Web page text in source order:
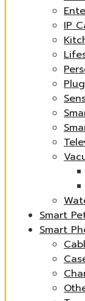
IP
Smart
Smart